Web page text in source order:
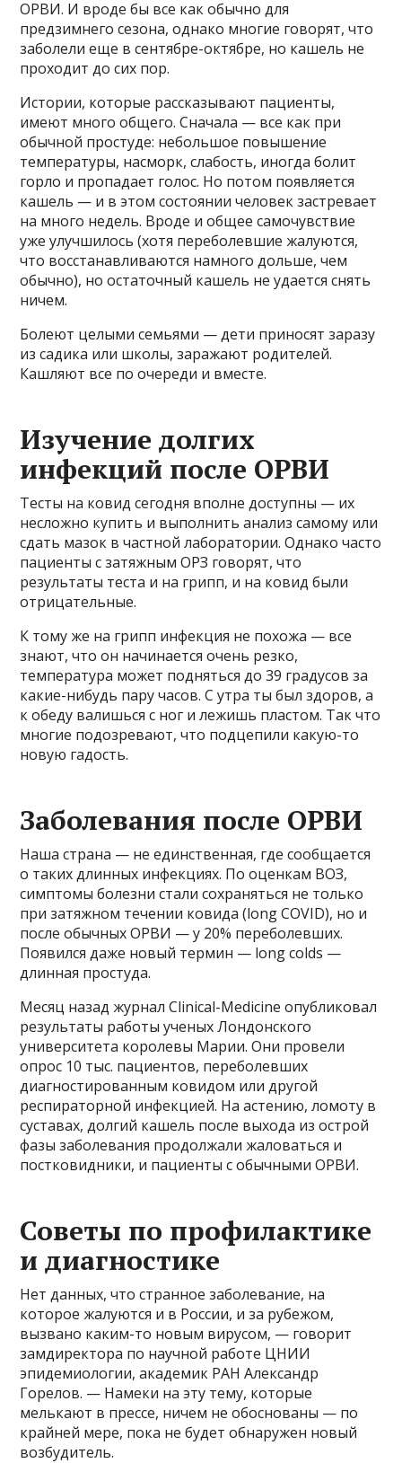
ОРВИ. И вроде бы все как обычно для
предзимнего сезона, однако многие говорят, что
заболели еще в сентябре-октябре, но кашель не
проходит до сих пор.
Истории, которые рассказывают пациенты,
имеют много общего. Сначала — все как при
обычной простуде: небольшое повышение
температуры, насморк, слабость, иногда болит
горло и пропадает голос. Но потом появляется
кашель — и в этом состоянии человек застревает
на много недель. Вроде и общее самочувствие
уже улучшилось (хотя переболевшие жалуются,
что восстанавливаются намного дольше, чем
обычно), но остаточный кашель не удается снять
ничем.
Болеют целыми семьями — дети приносят заразу
из садика или школы, заражают родителей.
Кашляют все по очереди и вместе.
Изучение долгих
инфекций после ОРВИ
Тесты на ковид сегодня вполне доступны — их
несложно купить и выполнить анализ самому или
сдать мазок в частной лаборатории. Однако часто
пациенты с затяжным ОРЗ говорят, что
результаты теста и на грипп, и на ковид были
отрицательные.
К тому же на грипп инфекция не похожа — все
знают, что он начинается очень резко,
температура может подняться до 39 градусов за
какие-нибудь пару часов. С утра ты был здоров, а
к обеду валишься с ног и лежишь пластом. Так что
многие подозревают, что подцепили какую-то
новую гадость.
Заболевания после ОРВИ
Наша страна — не единственная, где сообщается
о таких длинных инфекциях. По оценкам ВОЗ,
симптомы болезни стали сохраняться не только
при затяжном течении ковида (long COVID), но и
после обычных ОРВИ — у 20% переболевших.
Появился даже новый термин — long colds —
длинная простуда.
Месяц назад журнал Clinical-Medicine опубликовал
результаты работы ученых Лондонского
университета королевы Марии. Они провели
опрос 10 тыс. пациентов, переболевших
диагностированным ковидом или другой
респираторной инфекцией. На астению, ломоту в
суставах, долгий кашель после выхода из острой
фазы заболевания продолжали жаловаться и
постковидники, и пациенты с обычными ОРВИ.
Советы по профилактике
и диагностике
Нет данных, что странное заболевание, на
которое жалуются и в России, и за рубежом,
вызвано каким-то новым вирусом, — говорит
замдиректора по научной работе ЦНИИ
эпидемиологии, академик РАН Александр
Горелов. — Намеки на эту тему, которые
мелькают в прессе, ничем не обоснованы — по
крайней мере, пока не будет обнаружен новый
возбудитель.